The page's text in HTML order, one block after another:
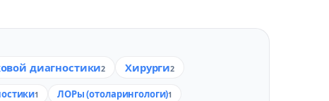
диагностики2 Хирурги2
1 ЛОРы (отоларингологи)1